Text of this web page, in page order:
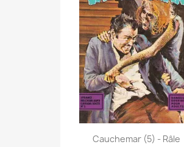
Cauchemar (5) - Râle